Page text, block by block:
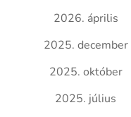
2026. április
2025. december
2025. október
2025. július